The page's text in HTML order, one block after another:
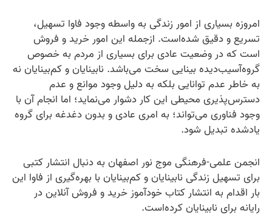
امروزه بسیاری از امور زندگی به واسطه وجود فاوا تسهیل،
تسریع و دقیق شده‌است. ازجمله این امور خرید و فروش
است که در وضعیت عادی برای بسیاری از مردم به خصوص
گروه‌آسیب‌دیده بینایی سخت می‌باشد. نابینایان و کم‌بینایان نه
به خاطر عدم توانایی بلکه به دلیل وجود موانع و عدم
دسترس‌پذیری محیطی این کار دشوار می‌نماید؛ اما انجام آن با
وجود فناوری می‌تواند؛ به امری عادی و بدون دغدغه برای گروه
یادشده تبدیل شود.
انجمن علمی-فرهنگی موج نور اصفهان به دنبال انتشار کتبی
برای تسهیل زندگی نابینایان و کم‌بینایان با بهره‌گیری از فاوا این
بار اقدام به انتشار کتاب خودآموز خرید و فروش آنلاین در
رایانه برای نابینایان کرده‌است.